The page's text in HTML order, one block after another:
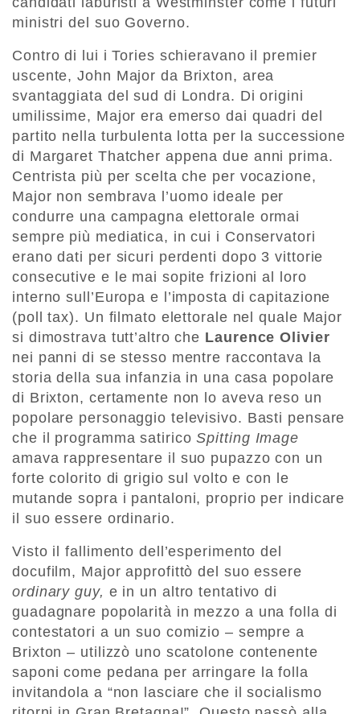
ministri del suo Governo.
Contro di lui i Tories schieravano il premier
uscente, John Major da Brixton, area
svantaggiata del sud di Londra. Di origini
umilissime, Major era emerso dai quadri del
partito nella turbulenta lotta per la successione
di Margaret Thatcher appena due anni prima.
Centrista più per scelta che per vocazione,
Major non sembrava l’uomo ideale per
condurre una campagna elettorale ormai
sempre più mediatica, in cui i Conservatori
erano dati per sicuri perdenti dopo 3 vittorie
consecutive e le mai sopite frizioni al loro
interno sull’Europa e l’imposta di capitazione
(poll tax). Un filmato elettorale nel quale Major
si dimostrava tutt’altro che Laurence Olivier
nei panni di se stesso mentre raccontava la
storia della sua infanzia in una casa popolare
di Brixton, certamente non lo aveva reso un
popolare personaggio televisivo. Basti pensare
che il programma satiricoSpitting Image
amava rappresentare il suo pupazzo con un
forte colorito di grigio sul volto e con le
mutande sopra i pantaloni, proprio per indicare
il suo essere ordinario.
Visto il fallimento dell’esperimento del
docufilm, Major approfittò del suo essere
ordinary guy, e in un altro tentativo di
guadagnare popolarità in mezzo a una folla di
contestatori a un suo comizio – sempre a
Brixton – utilizzò uno scatolone contenente
saponi come pedana per arringare la folla
invitandola a “non lasciare che il socialismo